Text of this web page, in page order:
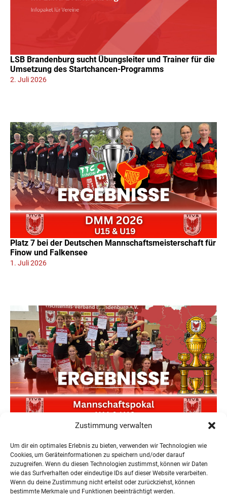
Zustimmung verwalten
Um dir ein optimales Erlebnis zu bieten, verwenden wir Technologien wie
Cookies, um Geräteinformationen zu speichern und/oder darauf
zuzugreifen. Wenn du diesen Technologien zustimmst, können wir Daten
wie das Surfverhalten oder eindeutige IDs auf dieser Website verarbeiten.
Wenn du deine Zustimmung nicht erteilst oder zurückziehst, können
bestimmte Merkmale und Funktionen beeinträchtigt werden.
LSB Brandenburg sucht Übungsleiter und Trainer für die
Umsetzung des Startchancen-Programms
2. Juli 2026
Platz 7 bei der Deutschen Mannschaftsmeisterschaft für
Finow und Falkensee
1. Juli 2026
Neuer Teilnehmerrekord und Finower Dominanz beim
22. Juni 2026
« Ältere Einträge